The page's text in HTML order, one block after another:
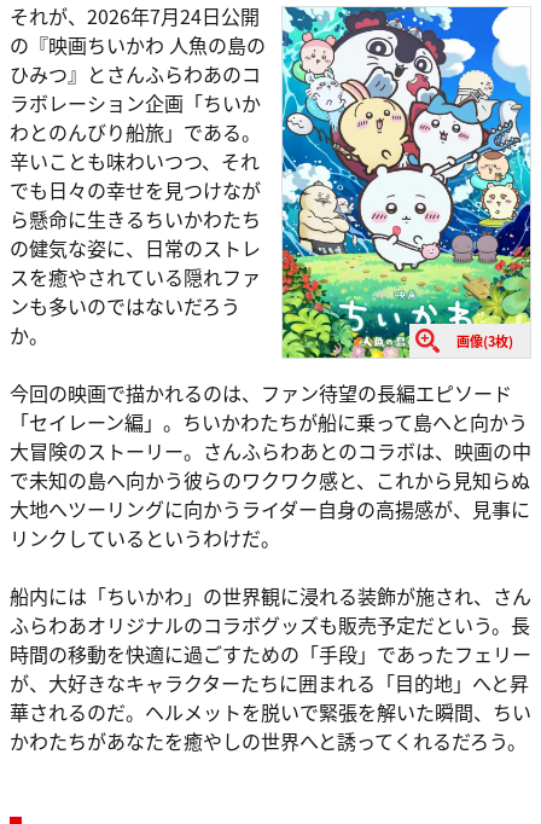
画像(3枚)
それが、2026年7月24日公開
の『映画ちいかわ 人魚の島の
ひみつ』とさんふらわあのコ
ラボレーション企画「ちいか
わとのんびり船旅」である。
辛いことも味わいつつ、それ
でも日々の幸せを見つけなが
ら懸命に生きるちいかわたち
の健気な姿に、日常のストレ
スを癒やされている隠れファ
ンも多いのではないだろう
か。
今回の映画で描かれるのは、ファン待望の長編エピソード
「セイレーン編」。ちいかわたちが船に乗って島へと向かう
大冒険のストーリー。さんふらわあとのコラボは、映画の中
で未知の島へ向かう彼らのワクワク感と、これから見知らぬ
大地へツーリングに向かうライダー自身の高揚感が、見事に
リンクしているというわけだ。
船内には「ちいかわ」の世界観に浸れる装飾が施され、さん
ふらわあオリジナルのコラボグッズも販売予定だという。長
時間の移動を快適に過ごすための「手段」であったフェリー
が、大好きなキャラクターたちに囲まれる「目的地」へと昇
華されるのだ。ヘルメットを脱いで緊張を解いた瞬間、ちい
かわたちがあなたを癒やしの世界へと誘ってくれるだろう。